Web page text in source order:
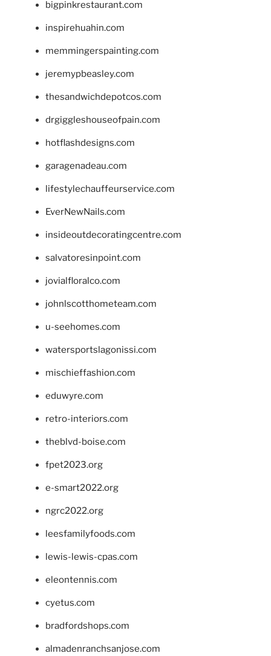
bigpinkrestaurant.com
inspirehuahin.com
memmingerspainting.com
jeremypbeasley.com
thesandwichdepotcos.com
drgiggleshouseofpain.com
hotflashdesigns.com
garagenadeau.com
lifestylechauffeurservice.com
EverNewNails.com
insideoutdecoratingcentre.com
salvatoresinpoint.com
jovialfloralco.com
johnlscotthometeam.com
u-seehomes.com
watersportslagonissi.com
mischieffashion.com
eduwyre.com
retro-interiors.com
theblvd-boise.com
fpet2023.org
e-smart2022.org
ngrc2022.org
leesfamilyfoods.com
lewis-lewis-cpas.com
eleontennis.com
cyetus.com
bradfordshops.com
almadenranchsanjose.com